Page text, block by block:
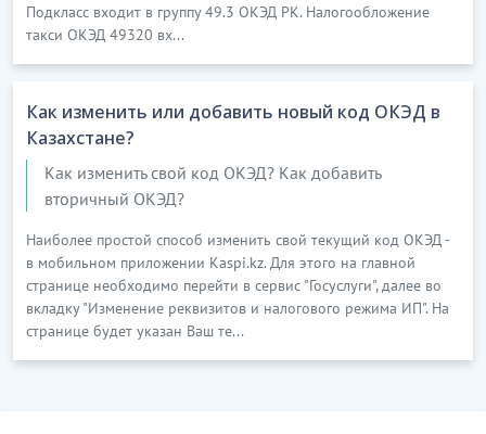
сараптамалары мен зерттеулерін жүргізу (сот-
сараптамаларын қоспағанда)
адвокаттардың, нотариустардың, заң
консультанттарының сұрау салулары, заңды
және жеке тұлғалардың өтініштері бойынша сот
медициналық зерттеулер жүргізуі
мәйітті зерттегеннен кейін мәйітті
тоңазытқышта сақтау, мәйітті жуып-шаю, мәйітті
косметикалық өңдеу, гистологиялық
препараттарды қалпына келтіру, мәйіттерді
қалпына келтіру және т.б. сияқты ілеспе
Подкласс входит в группу 49.3 ОКЭД РК. Налогообложение
такси ОКЭД 49320 вх...
Как изменить или добавить новый код ОКЭД в
Казахстане?
Как изменить свой код ОКЭД? Как добавить
вторичный ОКЭД?
Наиболее простой способ изменить свой текущий код ОКЭД -
в мобильном приложении Kaspi.kz. Для этого на главной
странице необходимо перейти в сервис "Госуслуги", далее во
вкладку "Изменение реквизитов и налогового режима ИП". На
странице будет указан Ваш те...